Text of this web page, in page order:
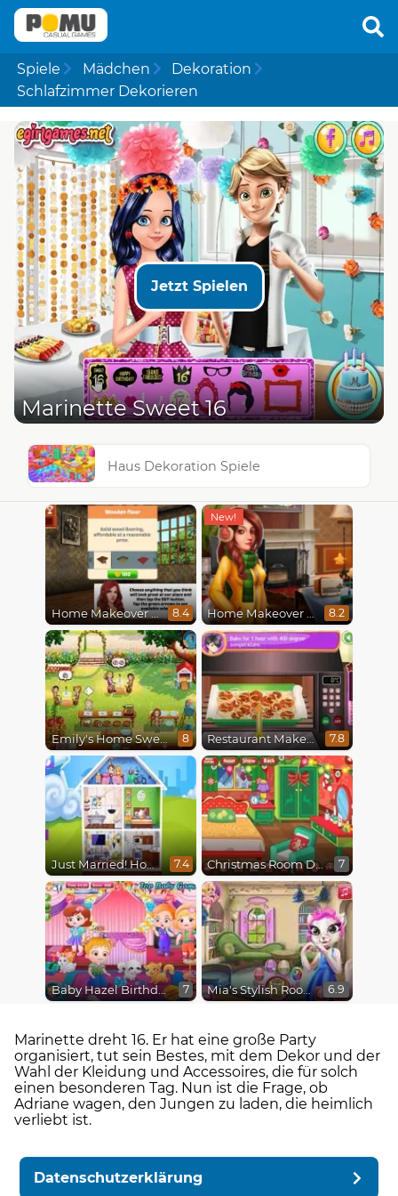
Spiele Mädchen
Dekoration
Schlafzimmer Dekorieren
Jetzt Spielen
Marinette Sweet 16
Haus Dekoration Spiele
Home Makeover Hidden Object 8.4 Home Makeover 2 Hidden Object 8.2
Emily's Home Sweet Home 8 Restaurant Makeover 7.8
Just Married! Home Deco 7.4 Christmas Room Decoration 7
Baby Hazel Birthday Surprise 7 Mia's Stylish Room 6.9
Marinette dreht 16. Er hat eine große Party
organisiert, tut sein Bestes, mit dem Dekor und der
Wahl der Kleidung und Accessoires, die für solch
einen besonderen Tag. Nun ist die Frage, ob
Adriane wagen, den Jungen zu laden, die heimlich
verliebt ist.
Datenschutzerklärung